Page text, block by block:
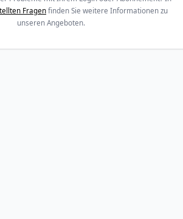
Fragenfinden Sie weitere Informationen zu
unseren Angeboten.